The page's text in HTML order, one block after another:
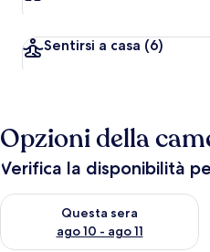
Sentirsi a casa (6)
Opzioni della
Verifica la disponibilità
Questa sera
ago 10 - ago 11
Verifica la disponibilità per